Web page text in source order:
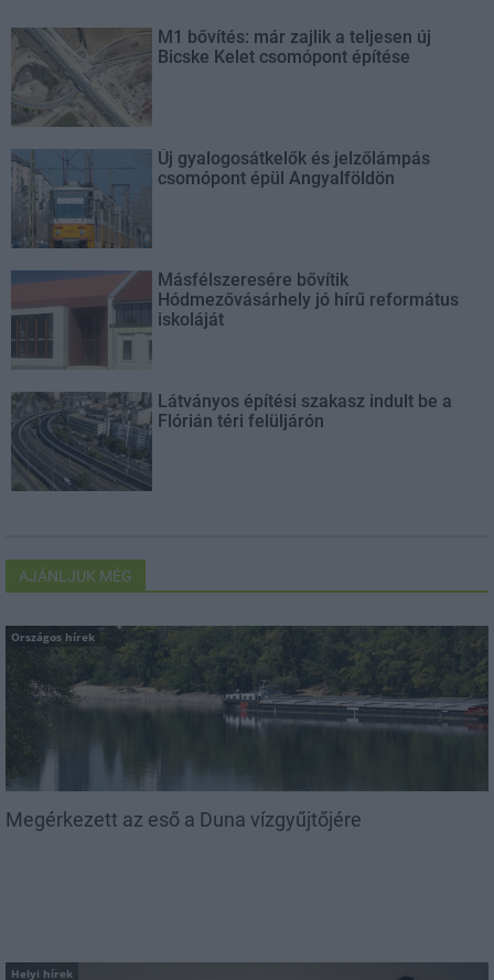
M1 bővítés: már zajlik a teljesen új
Bicske Kelet csomópont építése
Új gyalogosátkelők és jelzőlámpás
csomópont épül Angyalföldön
Másfélszeresére bővítik
Hódmezővásárhely jó hírű református
iskoláját
Látványos építési szakasz indult be a
Flórián téri felüljárón
AJÁNLJUK MÉG
Országos hírek
Megérkezett az eső a Duna vízgyűjtőjére
Helyi hírek